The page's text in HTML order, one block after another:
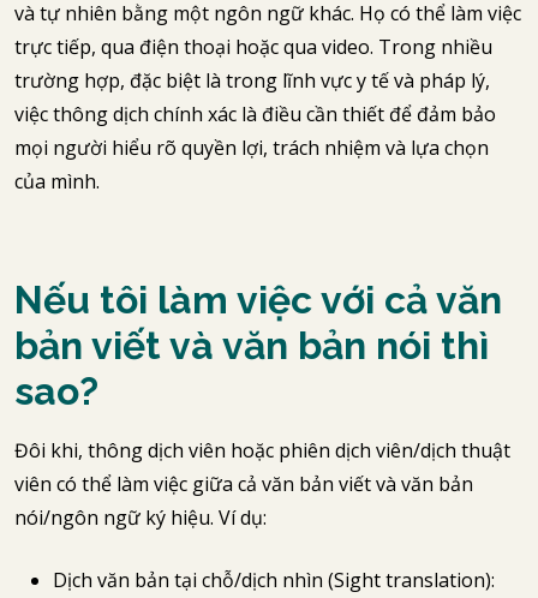
và tự nhiên bằng một ngôn ngữ khác. Họ có thể làm việc
trực tiếp, qua điện thoại hoặc qua video. Trong nhiều
trường hợp, đặc biệt là trong lĩnh vực y tế và pháp lý,
việc thông dịch chính xác là điều cần thiết để đảm bảo
mọi người hiểu rõ quyền lợi, trách nhiệm và lựa chọn
của mình.
Nếu tôi làm việc với cả văn
bản viết và văn bản nói thì
sao?
Đôi khi, thông dịch viên hoặc phiên dịch viên/dịch thuật
viên có thể làm việc giữa cả văn bản viết và văn bản
nói/ngôn ngữ ký hiệu. Ví dụ:
Dịch văn bản tại chỗ/dịch nhìn (Sight translation):